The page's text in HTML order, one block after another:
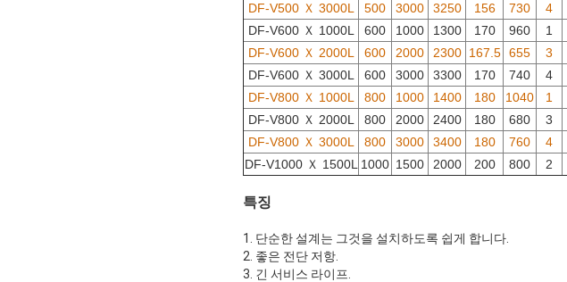
DF-V500 Ｘ 3000L
500 3000 3250 156 730 4
DF-V600 Ｘ 1000L
600 1000 1300 170 960 1
DF-V600 Ｘ 2000L
600 2000 2300 167.5 655 3
DF-V600 Ｘ 3000L
600 3000 3300 170 740 4
DF-V800 Ｘ 1000L
800 1000 1400 180 1040 1
DF-V800 Ｘ 2000L
800 2000 2400 180 680 3
DF-V800 Ｘ 3000L
800 3000 3400 180 760 4
DF-V1000 Ｘ 1500L 1000 1500 2000 200 800 2
특징
1. 단순한 설계는 그것을 설치하도록 쉽게 합니다.
2. 좋은 전단 저항.
3. 긴 서비스 라이프.